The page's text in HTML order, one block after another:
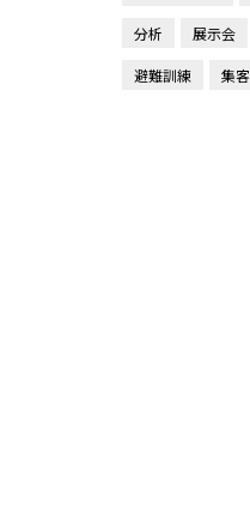
分析 展示会
避難訓練 集客